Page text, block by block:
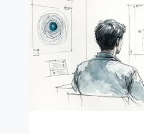
200%
높
이
는
프